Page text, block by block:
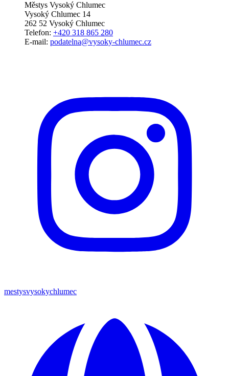
Městys Vysoký Chlumec
Vysoký Chlumec 14
262 52 Vysoký Chlumec
Telefon: +420 318 865 280
E-mail: podatelna@vysoky-chlumec.cz
mestysvysokychlumec